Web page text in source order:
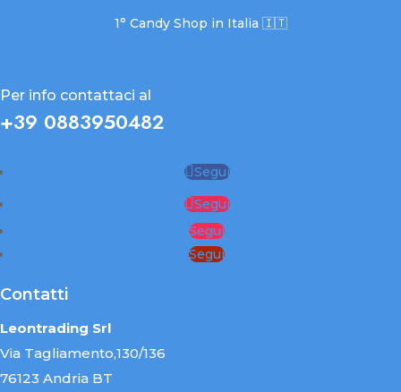
1° Candy Shop in Italia 🇮🇹
Per info contattaci al
+39 0883950482
Segui
Segui
Segui
Segui
Contatti
Leontrading Srl
Via Tagliamento,130/136
76123 Andria BT